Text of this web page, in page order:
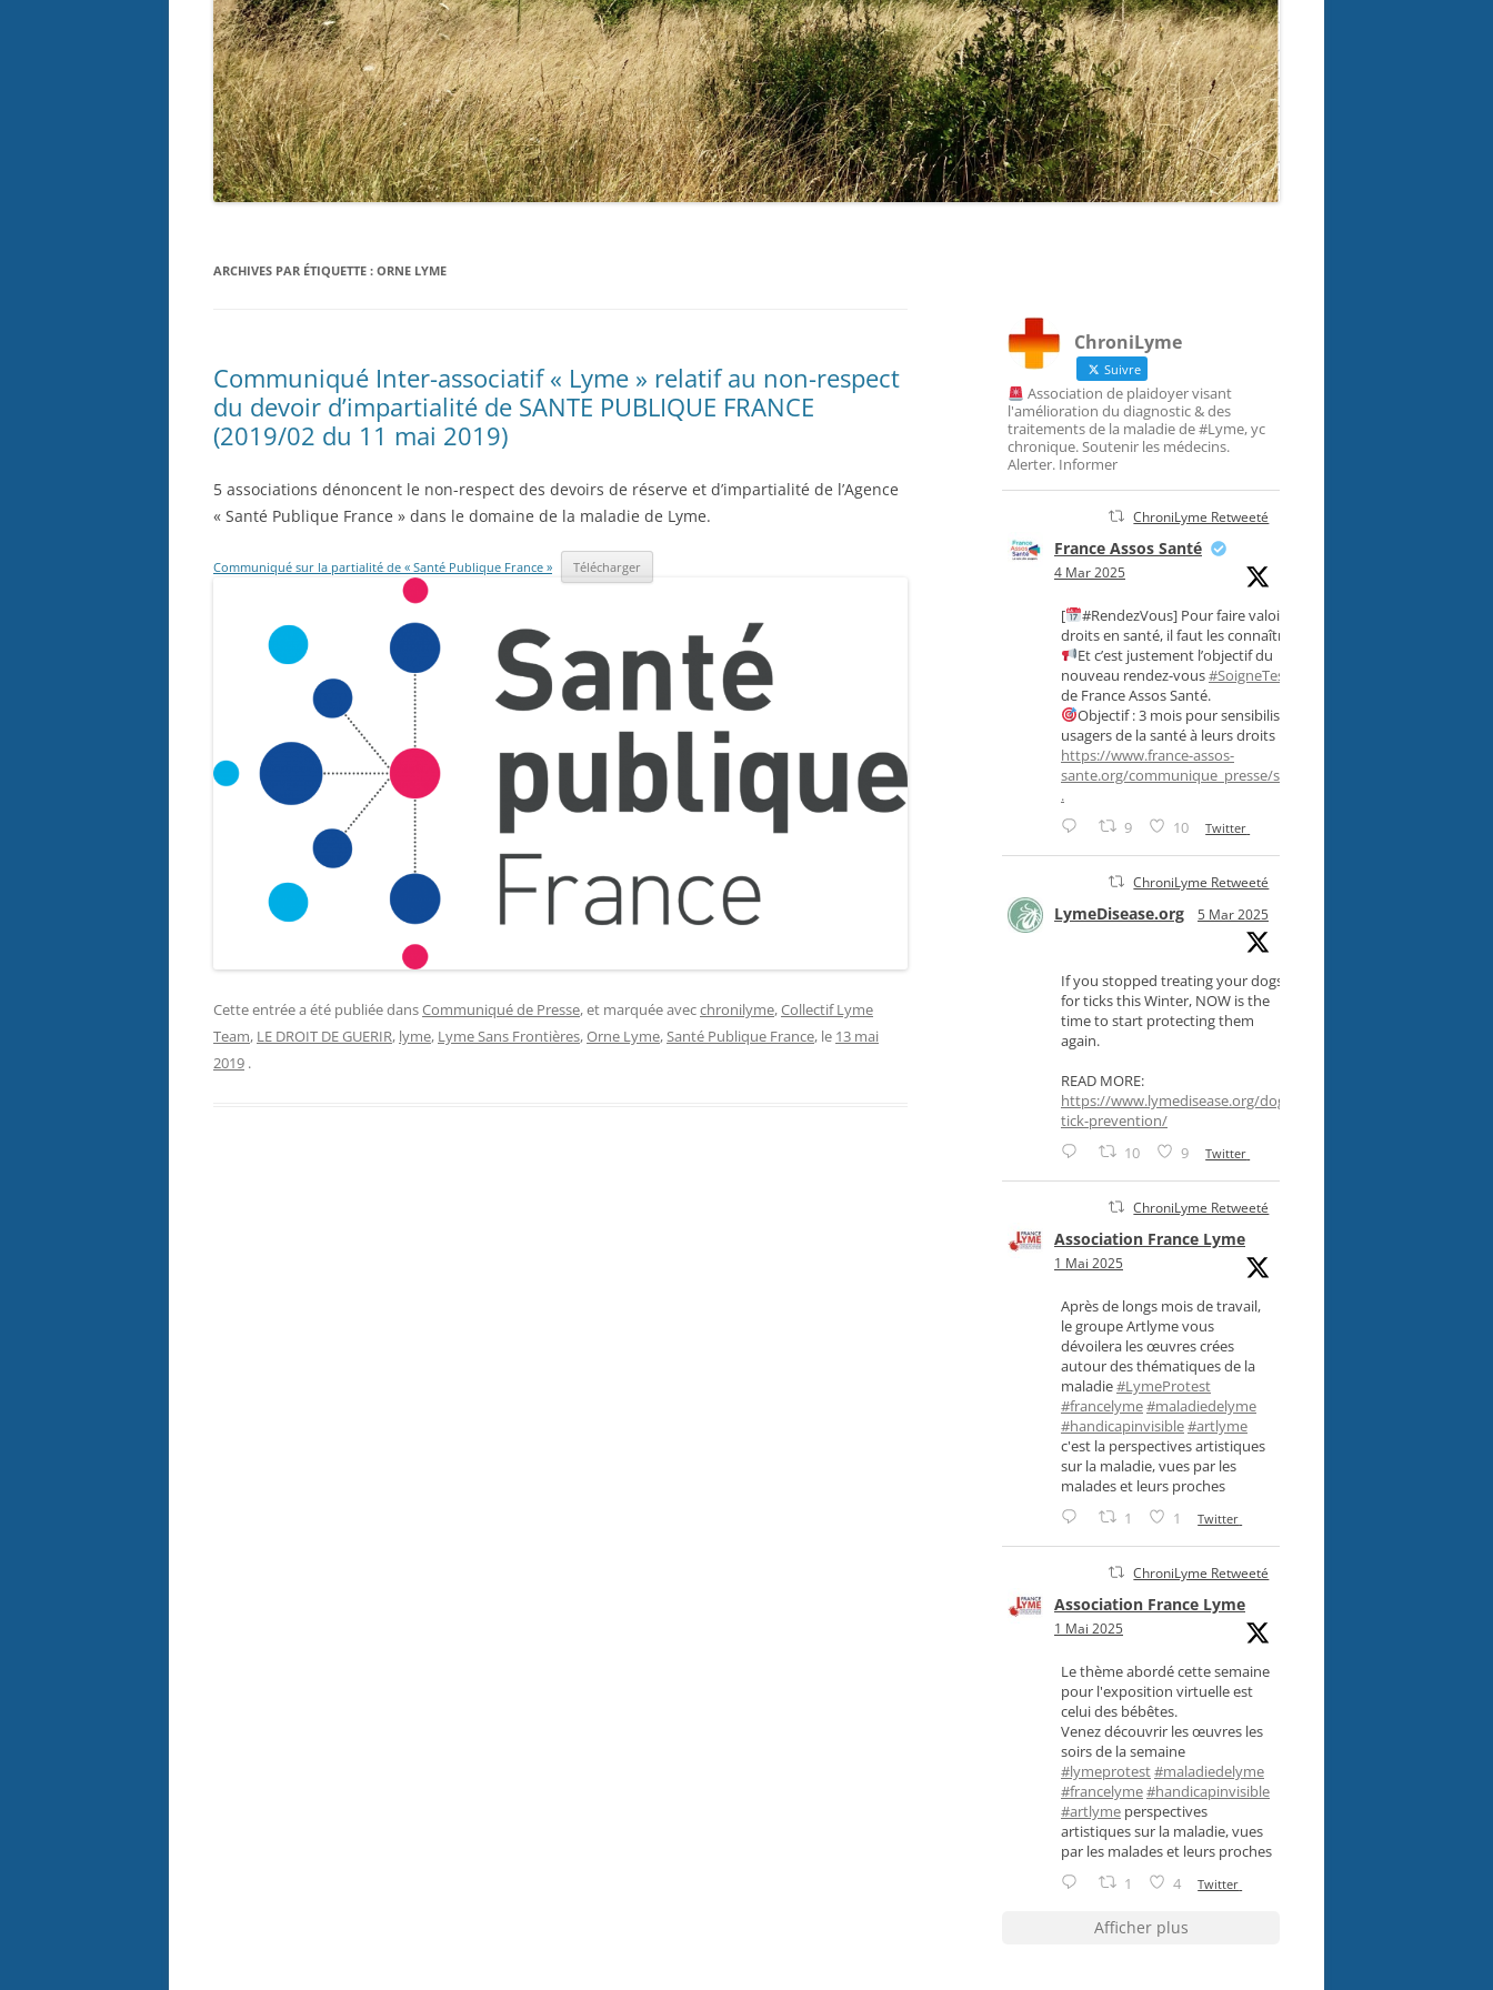
ARCHIVES PAR ÉTIQUETTE : ORNE LYME
Communiqué Inter-associatif « Lyme » relatif au non-respect
du devoir d’impartialité de SANTE PUBLIQUE FRANCE
(2019/02 du 11 mai 2019)
5 associations dénoncent le non-respect des devoirs de réserve et d’impartialité de l’Agence
« Santé Publique France » dans le domaine de la maladie de Lyme.
Communiqué sur la partialité de « Santé Publique France » Télécharger
Cette entrée a été publiée dansCommuniqué de Presse, et marquée avecchronilyme,Collectif Lyme
Team, LE DROIT DE GUERIR, lyme, Lyme Sans Frontières,Orne Lyme,Santé Publique France, le 13 mai
2019 .
ChroniLyme
Suivre
Association de plaidoyer visant
l'amélioration du diagnostic & des
traitements de la maladie de #Lyme, yc
chronique. Soutenir les médecins.
Alerter. Informer
ChroniLyme Retweeté
France Assos Santé
4 Mar 2025
[
#RendezVous] Pour faire valoir ses
droits en santé, il faut les connaître !
Et c’est justement l’objectif du
nouveau rendez-vous#SoigneTesDroits
de France Assos Santé.
Objectif : 3 mois pour sensibiliser les
usagers de la santé à leurs droits !
https://www.france-assos-
sante.org/communique_presse/soigne-..
.
9 10 Twitter
ChroniLyme Retweeté
LymeDisease.org 5 Mar 2025
If you stopped treating your dogs
for ticks this Winter, NOW is the
time to start protecting them
again.
READ MORE:
https://www.lymedisease.org/dog-
tick-prevention/
10 9 Twitter
ChroniLyme Retweeté
Association France Lyme
1 Mai 2025
Après de longs mois de travail,
le groupe Artlyme vous
dévoilera les œuvres crées
autour des thématiques de la
maladie#LymeProtest
#francelyme#maladiedelyme
#handicapinvisible#artlyme
c'est la perspectives artistiques
sur la maladie, vues par les
malades et leurs proches
1 1 Twitter
ChroniLyme Retweeté
Association France Lyme
1 Mai 2025
Le thème abordé cette semaine
pour l'exposition virtuelle est
celui des bébêtes.
Venez découvrir les œuvres les
soirs de la semaine
#lymeprotest#maladiedelyme
#francelyme#handicapinvisible
#artlyme perspectives
artistiques sur la maladie, vues
par les malades et leurs proches
1 4 Twitter
Afficher plus